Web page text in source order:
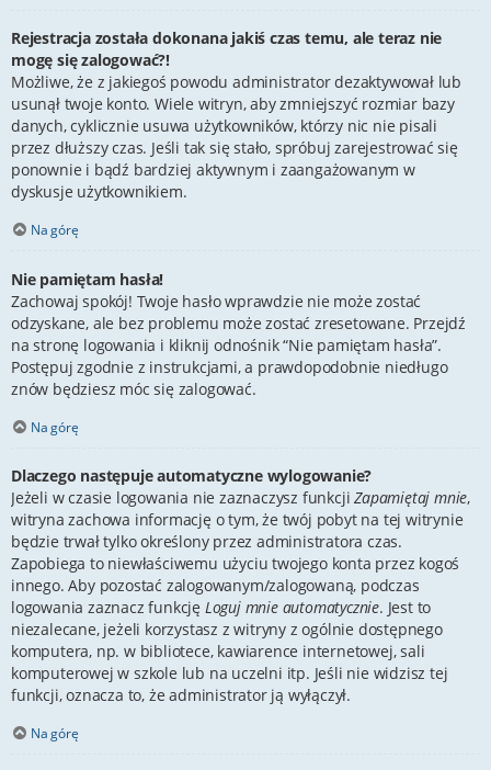
Rejestracja została dokonana jakiś czas temu, ale teraz nie
mogę się zalogować?!
Możliwe, że z jakiegoś powodu administrator dezaktywował lub
usunął twoje konto. Wiele witryn, aby zmniejszyć rozmiar bazy
danych, cyklicznie usuwa użytkowników, którzy nic nie pisali
przez dłuższy czas. Jeśli tak się stało, spróbuj zarejestrować się
ponownie i bądź bardziej aktywnym i zaangażowanym w
dyskusje użytkownikiem.
Na górę
Nie pamiętam hasła!
Zachowaj spokój! Twoje hasło wprawdzie nie może zostać
odzyskane, ale bez problemu może zostać zresetowane. Przejdź
na stronę logowania i kliknij odnośnik “Nie pamiętam hasła”.
Postępuj zgodnie z instrukcjami, a prawdopodobnie niedługo
znów będziesz móc się zalogować.
Na górę
Dlaczego następuje automatyczne wylogowanie?
Jeżeli w czasie logowania nie zaznaczysz funkcjiZapamiętaj mnie,
witryna zachowa informację o tym, że twój pobyt na tej witrynie
będzie trwał tylko określony przez administratora czas.
Zapobiega to niewłaściwemu użyciu twojego konta przez kogoś
innego. Aby pozostać zalogowanym/zalogowaną, podczas
logowania zaznacz funkcję Loguj mnie automatycznie. Jest to
niezalecane, jeżeli korzystasz z witryny z ogólnie dostępnego
komputera, np. w bibliotece, kawiarence internetowej, sali
komputerowej w szkole lub na uczelni itp. Jeśli nie widzisz tej
funkcji, oznacza to, że administrator ją wyłączył.
Na górę